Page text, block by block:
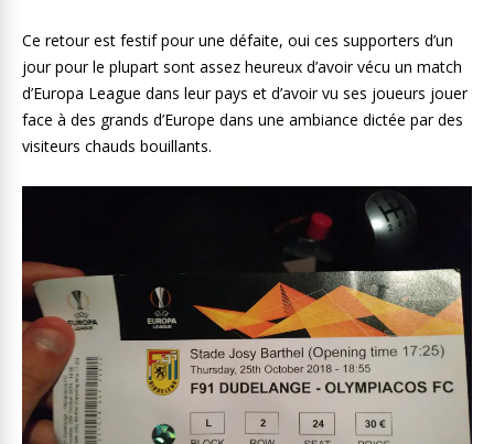
Ce retour est festif pour une défaite, oui ces supporters d’un
jour pour le plupart sont assez heureux d’avoir vécu un match
d’Europa League dans leur pays et d’avoir vu ses joueurs jouer
face à des grands d’Europe dans une ambiance dictée par des
visiteurs chauds bouillants.